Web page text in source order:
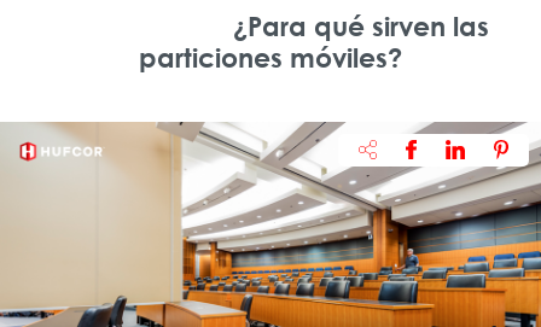
¿Para qué sirven las
particiones móviles?